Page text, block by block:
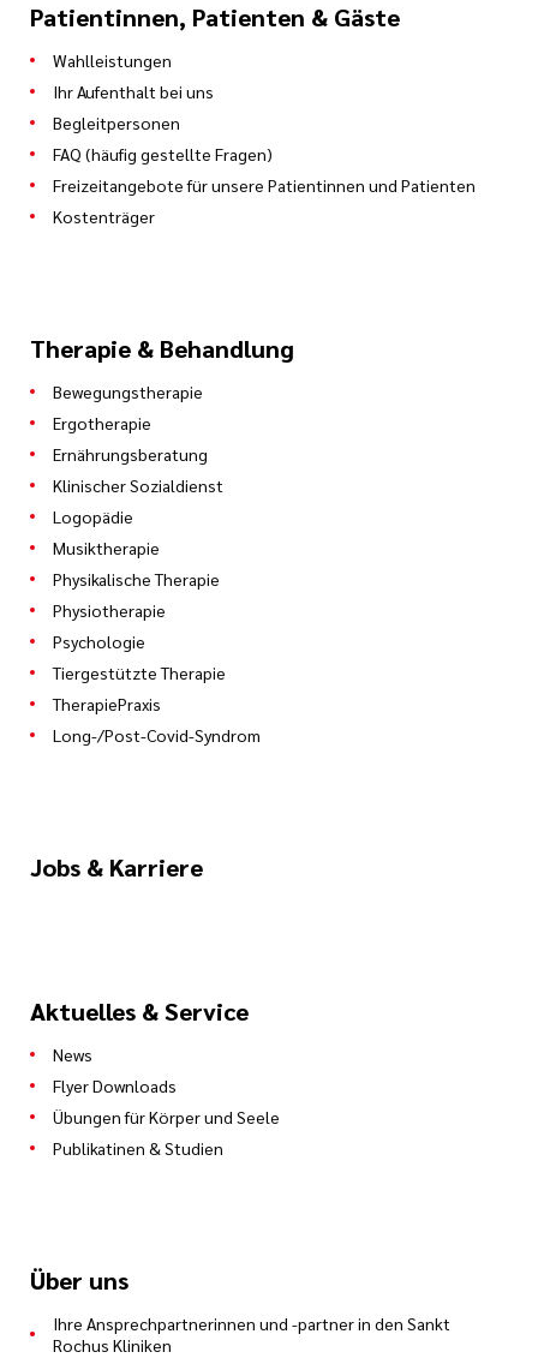
Patientinnen, Patienten & Gäste
Wahlleistungen
Ihr Aufenthalt bei uns
Begleitpersonen
FAQ (häufig gestellte Fragen)
Freizeitangebote für unsere Patientinnen und Patienten
Kostenträger
Therapie & Behandlung
Bewegungstherapie
Ergotherapie
Ernährungsberatung
Klinischer Sozialdienst
Logopädie
Musiktherapie
Physikalische Therapie
Physiotherapie
Psychologie
Tiergestützte Therapie
TherapiePraxis
Long-/Post-Covid-Syndrom
Jobs & Karriere
Aktuelles & Service
News
Flyer Downloads
Übungen für Körper und Seele
Publikatinen & Studien
Über uns
Ihre Ansprechpartnerinnen und -partner in den Sankt
Rochus Kliniken